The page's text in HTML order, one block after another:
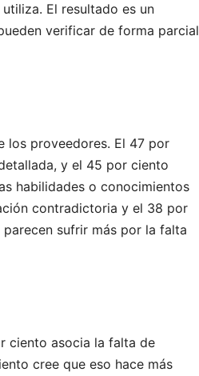
El resultado es un
verificar de forma parcial
los proveedores. El 47 por
y el 45 por ciento
habilidades o conocimientos
contradictoria y el 38 por
sufrir más por la falta
ciento asocia la falta de
cree que eso hace más